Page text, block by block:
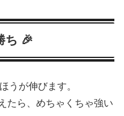
ち 🎉
ほうが伸びます。
たら、めちゃくちゃ強い